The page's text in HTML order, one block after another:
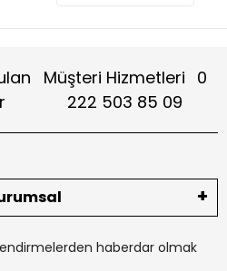
Müşteri Hizmetleri 0
222 503 85 09
haberdar olmak